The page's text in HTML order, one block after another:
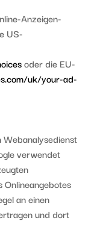
Anzeigen-
US-
oder die EU-
uk/your-ad-
verwendet
an einen
und dort